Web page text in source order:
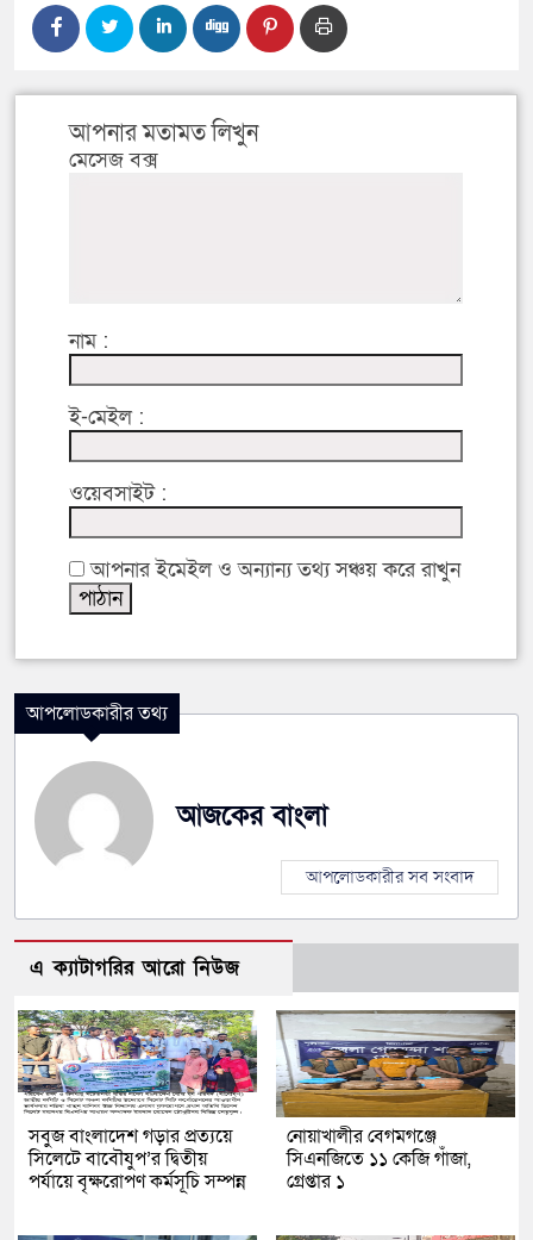
আপনার মতামত লিখুন
মেসেজ বক্স
নাম :
ই-মেইল :
ওয়েবসাইট :
আপনার ইমেইল ও অন্যান্য তথ্য সঞ্চয় করে রাখুন
আপলোডকারীর তথ্য
আজকের বাংলা
আপলোডকারীর সব সংবাদ
এ ক্যাটাগরির আরো নিউজ
সবুজ বাংলাদেশ গড়ার প্রত্যয়ে
সিলেটে বাবৌযুপ’র দ্বিতীয়
পর্যায়ে বৃক্ষরোপণ কর্মসূচি সম্পন্ন
নোয়াখালীর বেগমগঞ্জে
সিএনজিতে ১১ কেজি গাঁজা,
গ্রেপ্তার ১